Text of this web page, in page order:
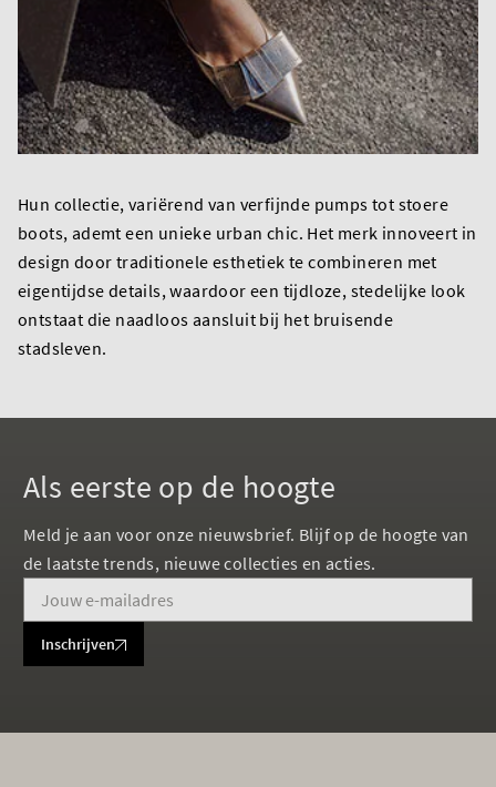
Hun collectie, variërend van verfijnde pumps tot stoere
boots, ademt een unieke urban chic. Het merk innoveert in
design door traditionele esthetiek te combineren met
eigentijdse details, waardoor een tijdloze, stedelijke look
ontstaat die naadloos aansluit bij het bruisende
stadsleven.
Als eerste op de hoogte
Meld je aan voor onze nieuwsbrief. Blijf op de hoogte van
de laatste trends, nieuwe collecties en acties.
Inschrijven